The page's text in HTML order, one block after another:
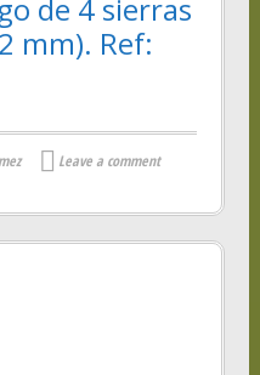
de 4 sierras
mm). Ref:
Leave a comment